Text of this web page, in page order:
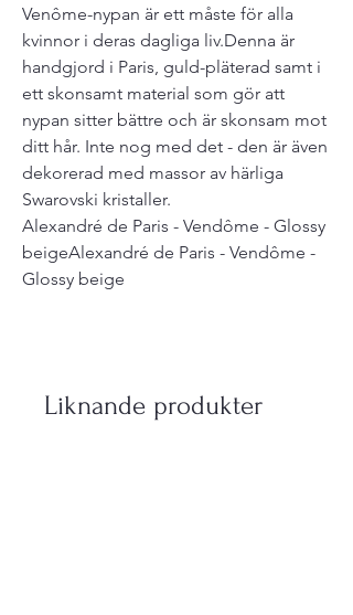
Venôme-nypan är ett måste för alla
kvinnor i deras dagliga liv.Denna är
handgjord i Paris, guld-pläterad samt i
ett skonsamt material som gör att
nypan sitter bättre och är skonsam mot
ditt hår. Inte nog med det - den är även
dekorerad med massor av härliga
Swarovski kristaller.
Alexandré de Paris - Vendôme - Glossy
beigeAlexandré de Paris - Vendôme -
Glossy beige
Liknande produkter